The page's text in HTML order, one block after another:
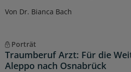
Von Dr. Bianca Bach
Porträt
Traumberuf Arzt: Für die
Aleppo nach Osnabrück